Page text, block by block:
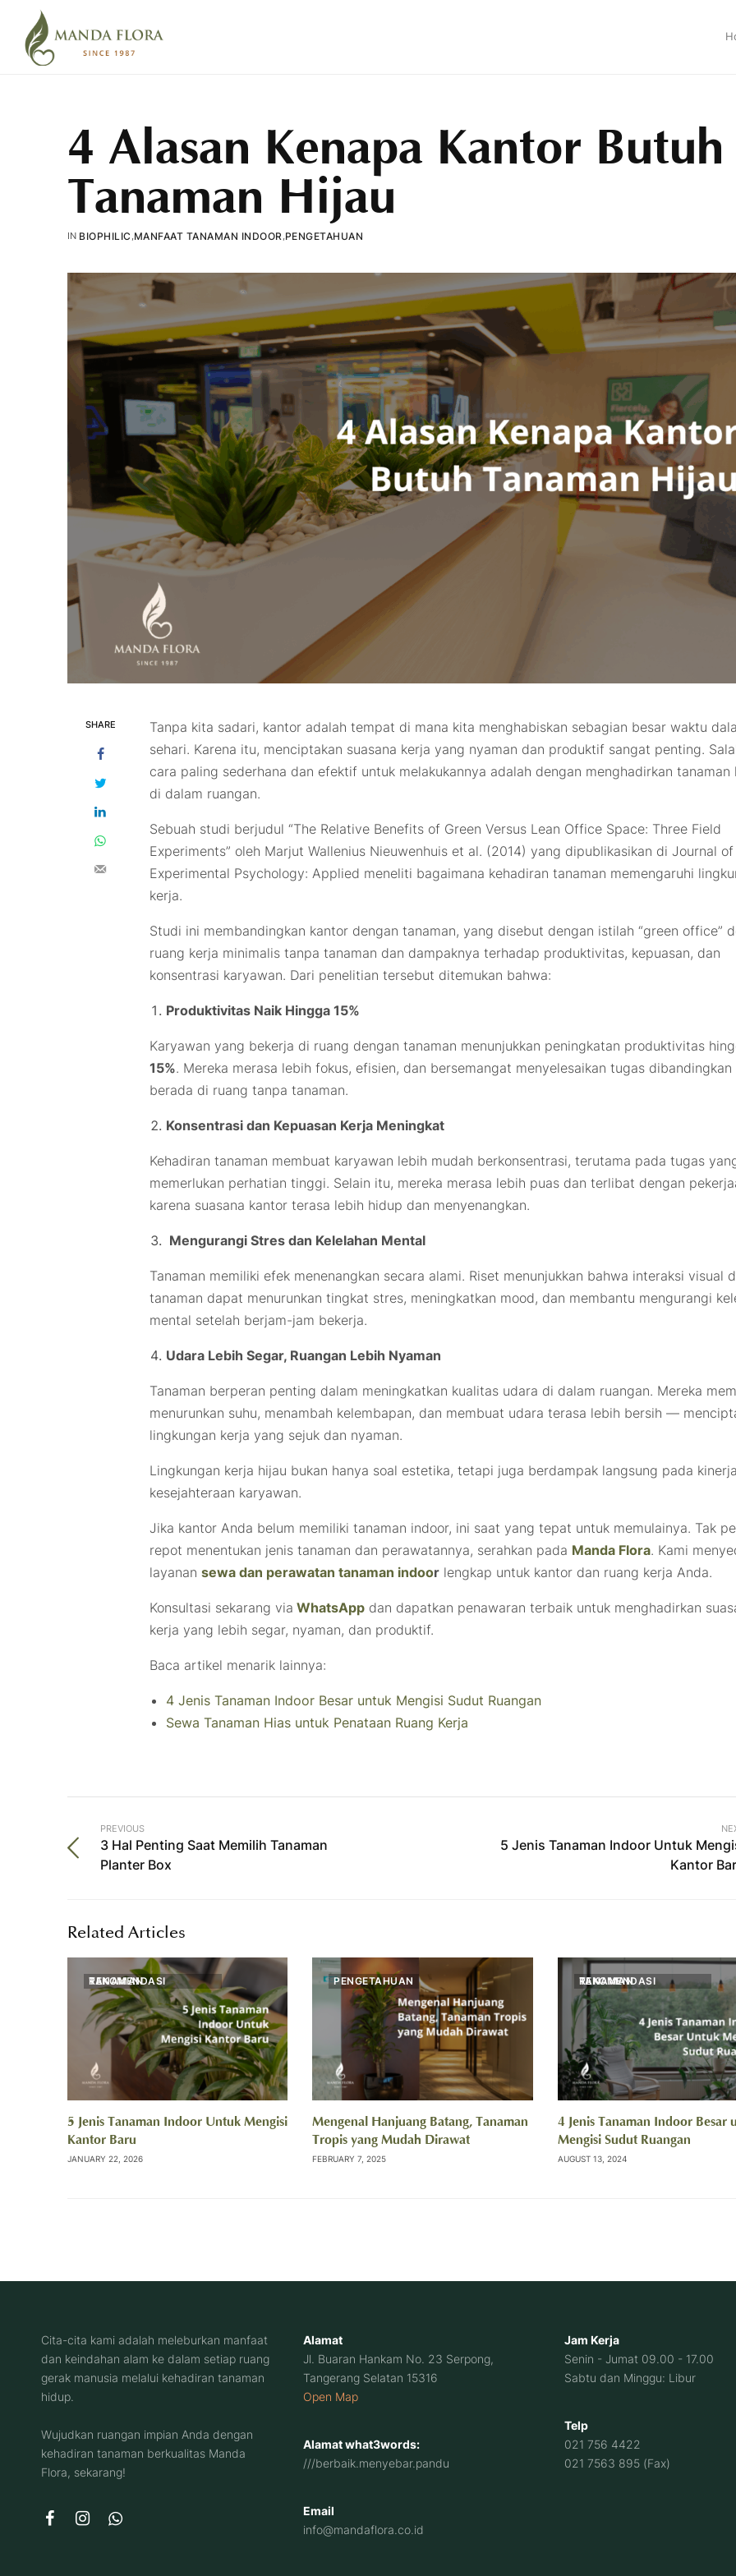
4 Alasan Kenapa Kantor Butuh
Tanaman Hijau
IN BIOPHILIC ,MANFAAT TANAMAN INDOOR ,PENGETAHUAN
SHARE
Tanpa kita sadari, kantor adalah tempat di mana kita menghabiskan sebagian besar waktu
sehari. Karena itu, menciptakan suasana kerja yang nyaman dan produktif sangat penting.
cara paling sederhana dan efektif untuk melakukannya adalah dengan menghadirkan tanaman
di dalam ruangan.
Sebuah studi berjudul“The Relative Benefits of Green Versus Lean Office Space: Three Field
Experiments” oleh Marjut Wallenius Nieuwenhuis et al. (2014) yang dipublikasikan di Journal of
Experimental Psychology: Applied meneliti bagaimana kehadiran tanaman memengaruhi
kerja.
Studi ini membandingkan kantor dengan tanaman, yang disebut dengan istilah “green office”
ruang kerja minimalis tanpa tanaman dan dampaknya terhadap produktivitas, kepuasan, dan
konsentrasi karyawan. Dari penelitian tersebut ditemukan bahwa:
Produktivitas Naik Hingga 15%
Karyawan yang bekerja di ruang dengan tanaman menunjukkan peningkatan produktivitas
15%. Mereka merasa lebih fokus, efisien, dan bersemangat menyelesaikan tugas dibandingkan
berada di ruang tanpa tanaman.
Konsentrasi dan Kepuasan Kerja Meningkat
Kehadiran tanaman membuat karyawan lebih mudah berkonsentrasi, terutama pada tugas
memerlukan perhatian tinggi. Selain itu, mereka merasa lebih puas dan terlibat dengan
karena suasana kantor terasa lebih hidup dan menyenangkan.
Mengurangi Stres dan Kelelahan Mental
Tanaman memiliki efek menenangkan secara alami. Riset menunjukkan bahwa interaksi visual
tanaman dapat menurunkan tingkat stres, meningkatkan mood, dan membantu mengurangi
mental setelah berjam-jam bekerja.
Udara Lebih Segar, Ruangan Lebih Nyaman
Tanaman berperan penting dalam meningkatkan kualitas udara di dalam ruangan. Mereka
menurunkan suhu, menambah kelembapan, dan membuat udara terasa lebih bersih —
lingkungan kerja yang sejuk dan nyaman.
Lingkungan kerja hijau bukan hanya soal estetika, tetapi juga berdampak langsung pada
kesejahteraan karyawan.
Jika kantor Anda belum memiliki tanaman indoor, ini saat yang tepat untuk memulainya. Tak
repot menentukan jenis tanaman dan perawatannya, serahkan pada Manda Flora. Kami
layanansewa dan perawatan tanaman indoor lengkap untuk kantor dan ruang kerja Anda.
Konsultasi sekarang via WhatsApp dan dapatkan penawaran terbaik untuk menghadirkan
kerja yang lebih segar, nyaman, dan produktif.
Baca artikel menarik lainnya:
4 Jenis Tanaman Indoor Besar untuk Mengisi Sudut Ruangan
Sewa Tanaman Hias untuk Penataan Ruang Kerja
PREVIOUS
3 Hal Penting Saat Memilih Tanaman
Planter Box
5 Jenis Tanaman Indoor Untuk
Kantor
Related Articles
REKOMENDASI TANAMAN
5 Jenis Tanaman Indoor Untuk Mengisi
Kantor Baru
JANUARY 22, 2026
PENGETAHUAN
Mengenal Hanjuang Batang, Tanaman
Tropis yang Mudah Dirawat
FEBRUARY 7, 2025
REKOMENDASI TANAMAN
4 Jenis Tanaman Indoor Besar
Mengisi Sudut Ruangan
AUGUST 13, 2024
Cita-cita kami adalah meleburkan manfaat
dan keindahan alam ke dalam setiap ruang
gerak manusia melalui kehadiran tanaman
hidup.
Wujudkan ruangan impian Anda dengan
kehadiran tanaman berkualitas Manda
Flora, sekarang!
Alamat
Jl. Buaran Hankam No. 23 Serpong,
Tangerang Selatan 15316
Open Map
Alamat what3words:
///berbaik.menyebar.pandu
Email
info@mandaflora.co.id
Jam Kerja
Senin - Jumat 09.00 - 17.00
Sabtu dan Minggu: Libur
Telp
021 756 4422
021 7563 895 (Fax)